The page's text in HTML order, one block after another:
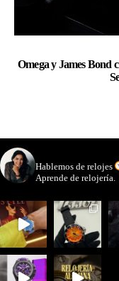
Omega y James Bond
Hablemos de relojes
Aprende de relojería.